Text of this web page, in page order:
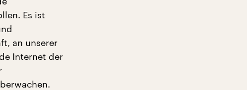
Es ist
an unserer
Internet der